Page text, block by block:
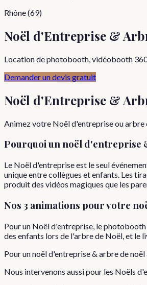
Rhône (69)
Noël d'Entreprise &
Location de photobooth, vidéobooth
Demander un devis gratuit
Noël d'Entreprise &
Animez votre Noël d'entreprise ou arbre
Pourquoiun noël d'entreprise
Le Noël d'entreprise est le seul
unique entre collègues et enfants. Les
produit des vidéos magiques que les
Nos 3 animations pour votre
Pour un Noël d'entreprise, le
des enfants lors de l'arbre de Noël, et le
Pourunnoël d'entreprise & arbre de noël
Nous intervenons aussi pour les Noëls